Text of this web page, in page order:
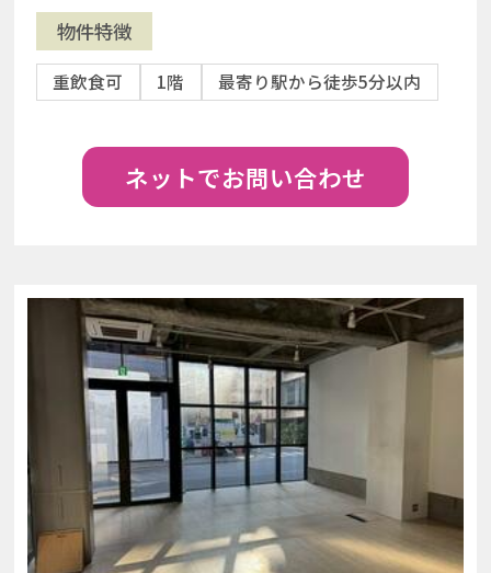
物件特徴
重飲食可 1階 最寄り駅から徒歩5分以内
ネットでお問い合わせ